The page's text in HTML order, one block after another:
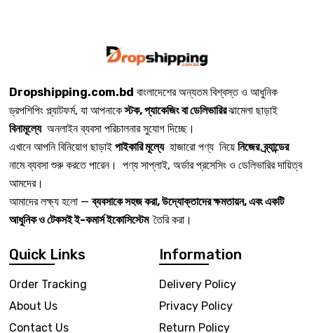
Dropshipping.com.bd বাংলাদেশের অন্যতম বিশ্বস্ত ও আধুনিক
ড্রপশিপিং প্ল্যাটফর্ম, যা আপনাকেস্টক, প্যাকেজিং বা ডেলিভারিরঝামেলা ছাড়াই
বিনামূল্যেঅনলাইন ব্যবসা পরিচালনার সুযোগ দিচ্ছে।
এখানে আপনি বিনিয়োগ ছাড়াই পাইকারি মূল্যেহাজারো পণ্য নিয়ে নিজের ব্র্যান্ডের
নামে ব্যবসা শুরু করতে পারেন। পণ্য সাপ্লাই, অর্ডার প্রসেসিং ও ডেলিভারির দায়িত্ব
আমদের।
আমাদের লক্ষ্য হলো —ব্যবসাকে সহজ করা, উদ্যোক্তাদের ক্ষমতায়ন, এবং একটি
আধুনিক ও টেকসই ই-কমার্স ইকোসিস্টেম তৈরি করা।
Quick Links
Order Tracking
About Us
Contact Us
Information
Delivery Policy
Privacy Policy
Return Policy